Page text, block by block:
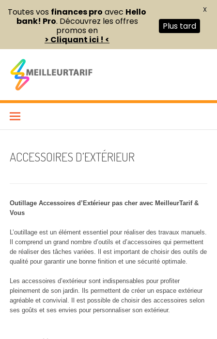
contenu
Meilleur Tarif
ACCESSOIRES D’EXTÉRIEUR
Outillage Accessoires d’Extérieur pas cher avec MeilleurTarif &
Vous
L’outillage est un élément essentiel pour réaliser des travaux manuels.
Il comprend un grand nombre d’outils et d’accessoires qui permettent
de réaliser des tâches variées. Il est important de choisir des outils de
qualité pour garantir une bonne finition et une sécurité optimale.
Les accessoires d’extérieur sont indispensables pour profiter
pleinement de son jardin. Ils permettent de créer un espace extérieur
agréable et convivial. Il est possible de choisir des accessoires selon
ses goûts et ses envies pour personnaliser son extérieur.
Toutes vos finances pro avec Hello
bank! Pro. Découvrez les offres
promos en
> Cliquant ici ! <
Plus tard
X